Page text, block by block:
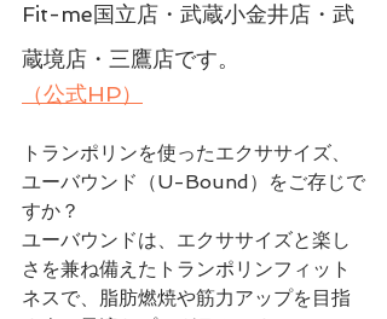
Fit-me国立店・武蔵小金井店・武
蔵境店・三鷹店です。
（公式HP）
トランポリンを使ったエクササイズ、
ユーバウンド（U-Bound）をご存じで
すか？
ユーバウンドは、エクササイズと楽し
さを兼ね備えたトランポリンフィット
ネスで、脂肪燃焼や筋力アップを目指